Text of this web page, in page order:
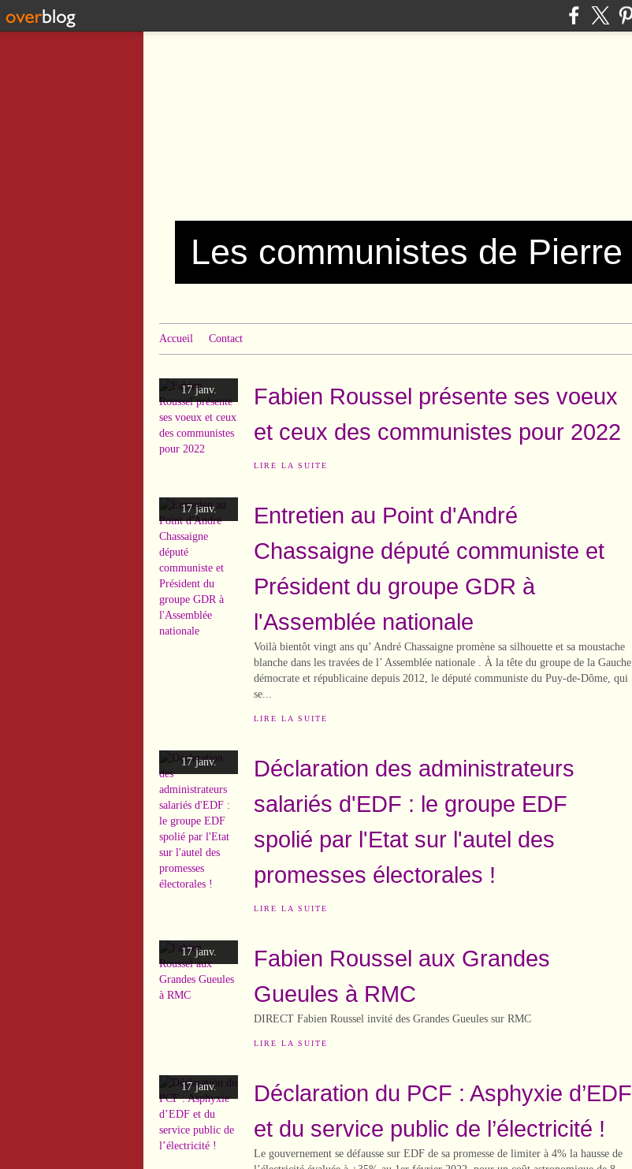
Accueil Contact
17 janv.
Fabien Roussel présente ses voeux
et ceux des communistes pour 2022
LIRE LA SUITE
17 janv.
Entretien au Point d'André
Chassaigne député communiste et
Président du groupe GDR à
l'Assemblée nationale
Voilà bientôt vingt ans qu’ André Chassaigne promène sa silhouette et sa moustache
blanche dans les travées de l’ Assemblée nationale . À la tête du groupe de la Gauche
démocrate et républicaine depuis 2012, le député communiste du Puy-de-Dôme, qui
se...
LIRE LA SUITE
17 janv.
Déclaration des administrateurs
salariés d'EDF : le groupe EDF
spolié par l'Etat sur l'autel des
promesses électorales !
LIRE LA SUITE
17 janv.
Fabien Roussel aux Grandes
Gueules à RMC
DIRECT Fabien Roussel invité des Grandes Gueules sur RMC
LIRE LA SUITE
17 janv.
Déclaration du PCF : Asphyxie d’EDF
et du service public de l’électricité !
Le gouvernement se défausse sur EDF de sa promesse de limiter à 4% la hausse de